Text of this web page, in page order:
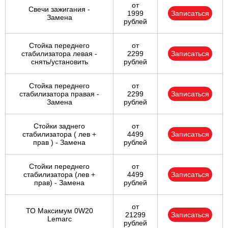
Свечи зажигания -
Замена
от
1999
рублей
Записаться
Стойка переднего
стабилизатора левая -
снять/установить
от
2299
рублей
Записаться
Стойка переднего
стабилизатора правая -
Замена
от
2299
рублей
Записаться
Стойки заднего
стабилизатора ( лев +
прав ) - Замена
от
4499
рублей
Записаться
Стойки переднего
стабилизатора (лев +
прав) - Замена
от
4499
рублей
Записаться
ТО Максимум 0W20
Lemarc
от
21299
рублей
Записаться